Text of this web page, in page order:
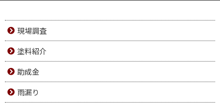
現場調査
塗料紹介
助成金
雨漏り